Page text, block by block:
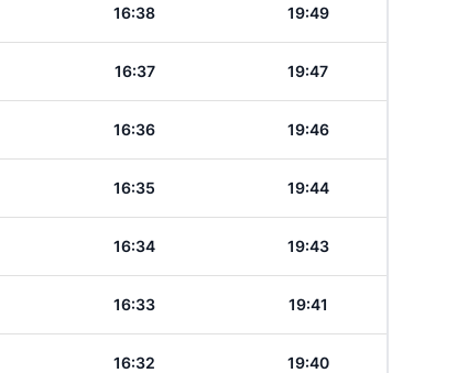
16:38 19:49
16:37 19:47
16:36 19:46
16:35 19:44
16:34 19:43
16:33 19:41
16:32 19:40